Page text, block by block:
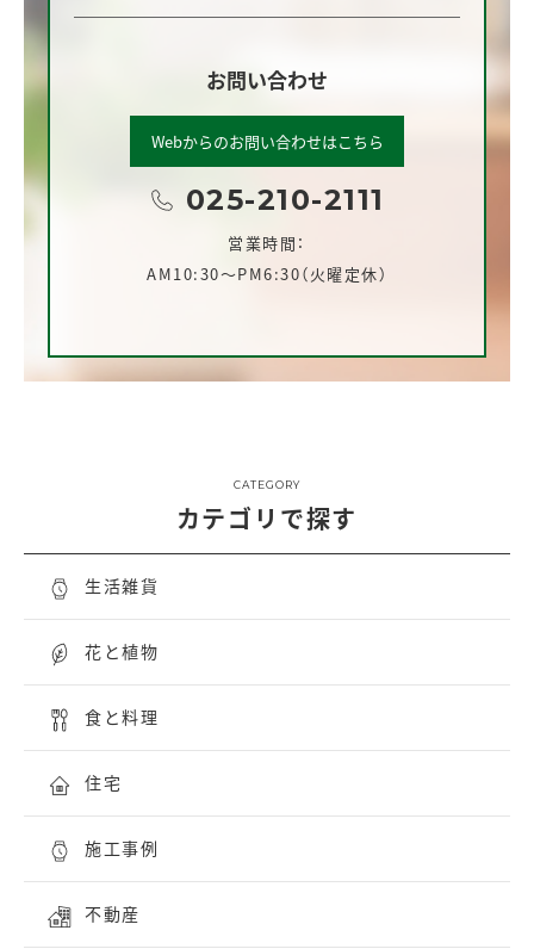
お問い合わせ
Webからのお問い合わせはこちら
025-210-2111
営業時間：
AM10:30～PM6:30（火曜定休）
CATEGORY
カテゴリで探す
生活雑貨
花と植物
食と料理
住宅
施工事例
不動産